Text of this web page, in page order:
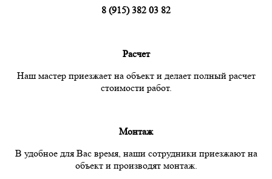
8 (915) 382 03 82
Расчет
Наш мастер приезжает на объект и делает полный расчет
стоимости работ.
Монтаж
В удобное для Вас время, наши сотрудники приезжают на
объект и производят монтаж.